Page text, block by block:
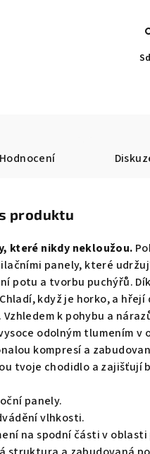
Hodnocení
produktu
které nikdy nekloužou.
panely, které
potu a tvorbu puchýřů.
když je horko, a
k pohybu a
odolným tlumením
kompresí a
tvoje chodidlo a zajišťují
panely.
vlhkosti.
na spodní části v oblasti